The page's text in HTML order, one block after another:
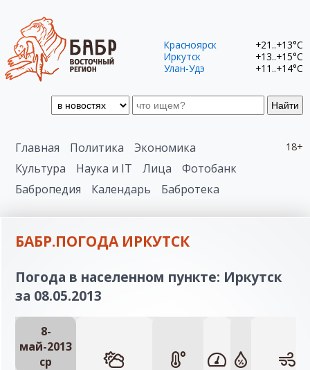
Найти
Красноярск
+21..+13°C
Иркутск
+13..+15°C
Улан-Удэ
+11..+14°C
18+
Главная Политика
Экономика
Культура
Наука и IT Лица
Фотобанк
Бабропедия
Календарь Бабротека
БАБР.ПОГОДА ИРКУТСК
Погода в населенном пункте: Иркутск
за 08.05.2013
8-
май-2013
ср